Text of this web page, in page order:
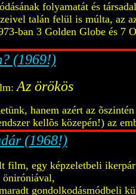
folyamatát és
talán felül is múlta, az
ban 3 Golden Globe és 7
(1969!)
Az örökös
hanem azért az
kellõs közepén!) az
(1968!)
egy képzeletbeli
gondolkodásmódbeli